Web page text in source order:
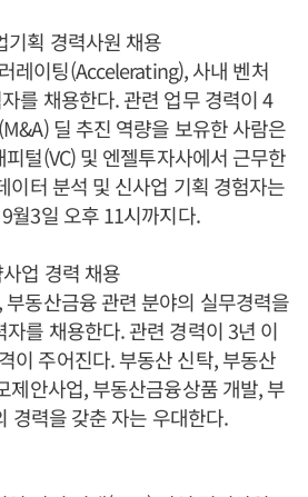
획 경력사원 채용
레이팅(Accelerating), 사내 벤처
를 채용한다. 관련 업무 경력이 4
딜 추진 역량을 보유한 사람은
털(VC) 및 엔젤투자사에서 근무한
이터 분석 및 신사업 기획 경험자는
월3일 오후 11시까지다.
업 경력 채용
동산금융 관련 분야의 실무경력을
를 채용한다. 관련 경력이 3년 이
이 주어진다. 부동산 신탁, 부동산
제안사업, 부동산금융상품 개발, 부
경력을 갖춘 자는 우대한다.